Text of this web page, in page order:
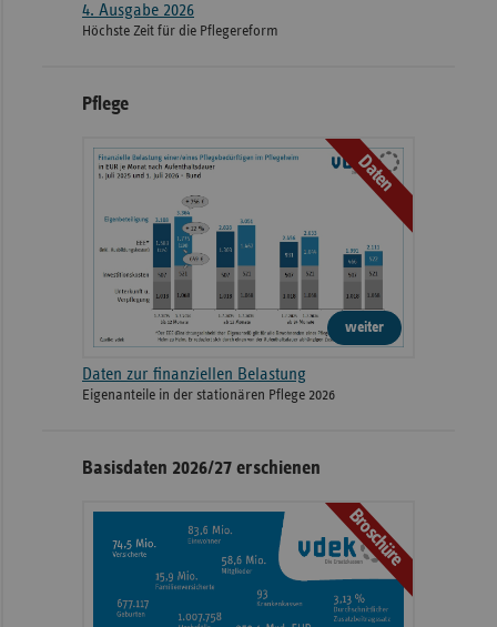
4. Ausgabe 2026
Höchste Zeit für die Pflegereform
Pflege
Daten
weiter
Daten zur finanziellen Belastung
Eigenanteile in der stationären Pflege 2026
Basisdaten 2026/27 erschienen
Broschüre